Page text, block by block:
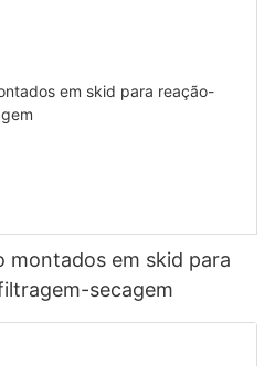
montados em skid para
secagem